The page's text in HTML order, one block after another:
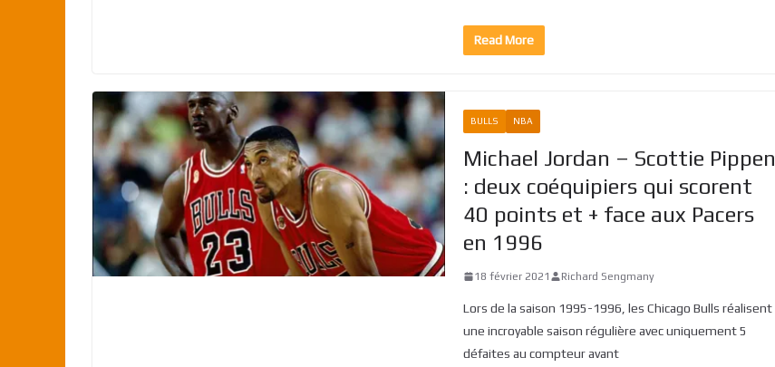
Read More
BULLS NBA
Michael Jordan – Scottie Pippen
: deux coéquipiers qui scorent
40 points et + face aux Pacers
en 1996
18 février 2021 Richard Sengmany
Lors de la saison 1995-1996, les Chicago Bulls réalisent
une incroyable saison régulière avec uniquement 5
défaites au compteur avant